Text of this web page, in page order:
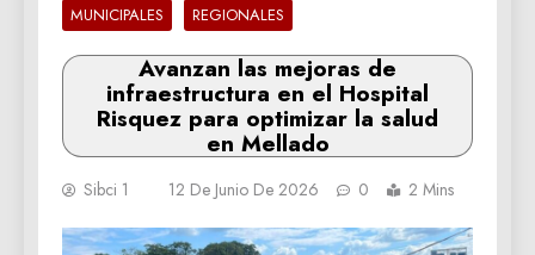
MUNICIPALES REGIONALES
Avanzan las mejoras de
infraestructura en el Hospital
Risquez para optimizar la salud
en Mellado
Sibci 1 12 De Junio De 2026 0 2 Mins